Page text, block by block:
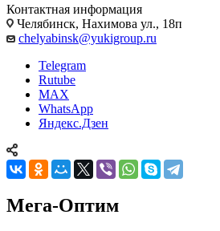
Контактная информация
Челябинск, Нахимова ул., 18п
chelyabinsk@yukigroup.ru
Telegram
Rutube
MAX
WhatsApp
Яндекс.Дзен
Мега-Оптим